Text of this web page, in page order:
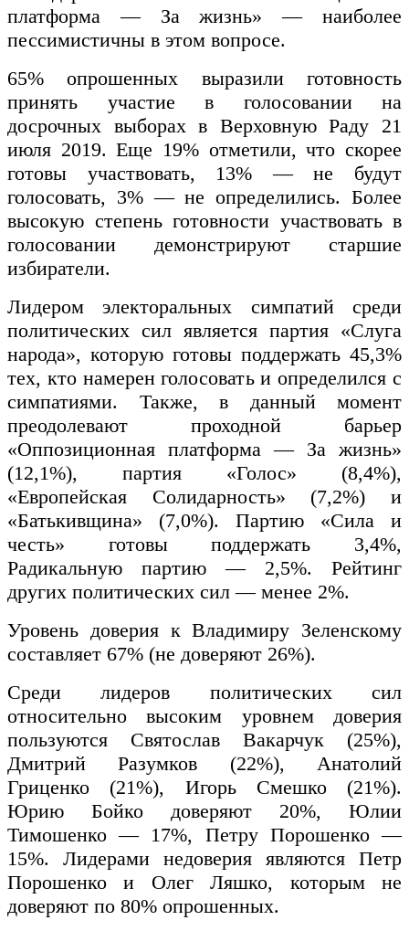
платформа — За жизнь» — наиболее
пессимистичны в этом вопросе.
65% опрошенных выразили готовность
принять участие в голосовании на
досрочных выборах в Верховную Раду 21
июля 2019. Еще 19% отметили, что скорее
готовы участвовать, 13% — не будут
голосовать, 3% — не определились. Более
высокую степень готовности участвовать в
голосовании демонстрируют старшие
избиратели.
Лидером электоральных симпатий среди
политических сил является партия «Слуга
народа», которую готовы поддержать 45,3%
тех, кто намерен голосовать и определился с
симпатиями. Также, в данный момент
преодолевают проходной барьер
«Оппозиционная платформа — За жизнь»
(12,1%), партия «Голос» (8,4%),
«Европейская Солидарность» (7,2%) и
«Батькивщина» (7,0%). Партию «Сила и
честь» готовы поддержать 3,4%,
Радикальную партию — 2,5%. Рейтинг
других политических сил — менее 2%.
Уровень доверия к Владимиру Зеленскому
составляет 67% (не доверяют 26%).
Среди лидеров политических сил
относительно высоким уровнем доверия
пользуются Святослав Вакарчук (25%),
Дмитрий Разумков (22%), Анатолий
Гриценко (21%), Игорь Смешко (21%).
Юрию Бойко доверяют 20%, Юлии
Тимошенко — 17%, Петру Порошенко —
15%. Лидерами недоверия являются Петр
Порошенко и Олег Ляшко, которым не
доверяют по 80% опрошенных.